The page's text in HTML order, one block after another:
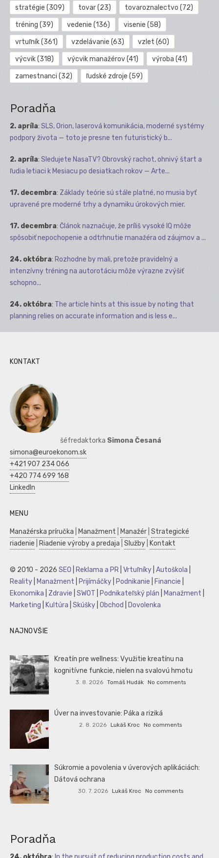
stratégie (309) tovar(23) tovaroznalectvo (72)
tréning (39) vedenie (136) visenie (58)
vrtuľník(361) vzdelávanie (63) vzlet (60)
výcvik(318) výcvik manažérov(41) výroba (41)
zamestnanci (32) ľudské zdroje (59)
Poradňa
2. apríla: SLS, Orion, laserová komunikácia, moderné systémy
podpory života — toto je presne ten futuristický b...
2. apríla: Sledujete NasaTV? Obrovský rachot, ohnivý štart a
ľudia letiaci k Mesiacu po desiatkach rokov — Arte...
17. decembra: Základy teórie sú stále platné, no musia byť
upravené pre moderné trhy a dynamiku úrokových mier.
17. decembra: Článok naznačuje, že príliš vysoké IQ môže
spôsobiť nepochopenie a odtrhnutie manažéra od záujmov a ...
24. októbra: Rozhodne by mali, pretože pravidelný a
intenzívny tréning na autorotáciu môže výrazne zvýšiť
schopno...
24. októbra: The article hints at this issue by noting that
planning relies on accurate information and is less e...
KONTAKT
šéfredaktorka Simona Česaná
simona@euroekonom.sk
+421 907 234 066
+420 774 699 168
LinkedIn
MENU
Manažérska príručka Manažment Manažér Strategické
riadenie
Riadenie výroby a predaja Služby Kontakt
© 2010 - 2026 SEO Reklama a PR Vrtuľníky Autoškola
Reality
Manažment Prijímáčky Podnikanie Financie
Ekonomika
Zdravie SWOT Podnikateľský plán Manažment
Marketing
Kultúra Skúšky Obchod Dovolenka
NAJNOVŠIE
Kreatín pre wellness: Využitie kreatínu na
kognitívne funkcie, nielen na svalovú hmotu
3. 8. 2026 Tomáš Hudák No comments
Úver na investovanie: Páka a riziká
2. 8. 2026 Lukáš Kroc No comments
Súkromie a povolenia v úverových aplikáciách:
Dátová ochrana
30. 7. 2026 Lukáš Kroc No comments
Poradňa